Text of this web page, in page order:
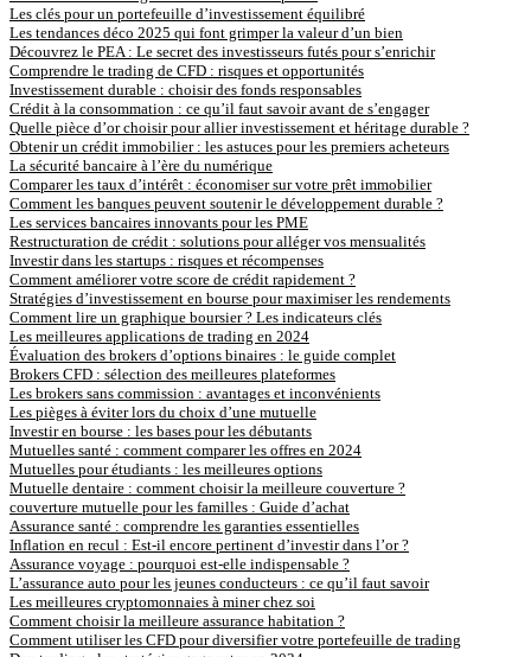
Les clés pour un portefeuille d’investissement équilibré
Les tendances déco 2025 qui font grimper la valeur d’un bien
Découvrez le PEA : Le secret des investisseurs futés pour s’enrichir
Comprendre le trading de CFD : risques et opportunités
Investissement durable : choisir des fonds responsables
Crédit à la consommation : ce qu’il faut savoir avant de s’engager
Quelle pièce d’or choisir pour allier investissement et héritage durable ?
Obtenir un crédit immobilier : les astuces pour les premiers acheteurs
La sécurité bancaire à l’ère du numérique
Comparer les taux d’intérêt : économiser sur votre prêt immobilier
Comment les banques peuvent soutenir le développement durable ?
Les services bancaires innovants pour les PME
Restructuration de crédit : solutions pour alléger vos mensualités
Investir dans les startups : risques et récompenses
Comment améliorer votre score de crédit rapidement ?
Stratégies d’investissement en bourse pour maximiser les rendements
Comment lire un graphique boursier ? Les indicateurs clés
Les meilleures applications de trading en 2024
Évaluation des brokers d’options binaires : le guide complet
Brokers CFD : sélection des meilleures plateformes
Les brokers sans commission : avantages et inconvénients
Les pièges à éviter lors du choix d’une mutuelle
Investir en bourse : les bases pour les débutants
Mutuelles santé : comment comparer les offres en 2024
Mutuelles pour étudiants : les meilleures options
Mutuelle dentaire : comment choisir la meilleure couverture ?
couverture mutuelle pour les familles : Guide d’achat
Assurance santé : comprendre les garanties essentielles
Inflation en recul : Est-il encore pertinent d’investir dans l’or ?
Assurance voyage : pourquoi est-elle indispensable ?
L’assurance auto pour les jeunes conducteurs : ce qu’il faut savoir
Les meilleures cryptomonnaies à miner chez soi
Comment choisir la meilleure assurance habitation ?
Comment utiliser les CFD pour diversifier votre portefeuille de trading